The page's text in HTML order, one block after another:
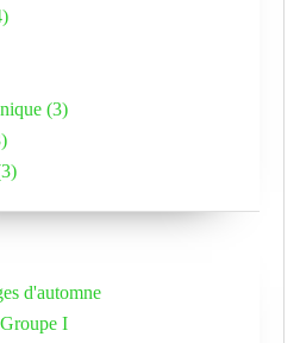
d'automne
I
(3)